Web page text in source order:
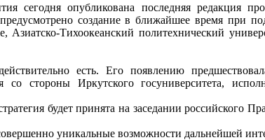
сегодня опубликована последняя редакция
создание в ближайшее время при
Тихоокеанский политехнический
есть. Его появлению
стороны Иркутского госуниверситета,
будет принята на заседании российского
уникальные возможности дальнейшей